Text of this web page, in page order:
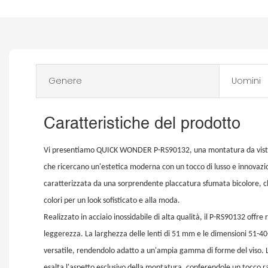
Genere Uomini
Caratteristiche del prodotto
Vi presentiamo QUICK WONDER P-RS90132, una montatura da
che ricercano un'estetica moderna con un tocco di lusso e
caratterizzata da una sorprendente placcatura sfumata bicolore,
colori per un look sofisticato e alla moda.
Realizzato in acciaio inossidabile di alta qualità, il P-RS90132
leggerezza. La larghezza delle lenti di 51 mm e le dimensioni 51-
versatile, rendendolo adatto a un'ampia gamma di forme del viso.